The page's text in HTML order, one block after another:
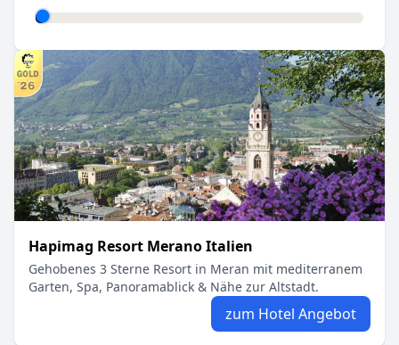
Hapimag Resort Merano Italien
Gehobenes 3 Sterne Resort in Meran mit mediterranem
Garten, Spa, Panoramablick & Nähe zur Altstadt.
zum Hotel Angebot